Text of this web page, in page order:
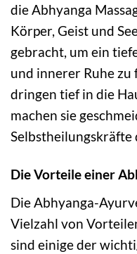
die Abhyanga
Körper, Geist und
gebracht, um ein
und innerer Ruhe
dringen tief in die
machen sie
Selbstheilungskräfte
Die Vorteile einer
Die Abhyanga-
Vielzahl von
sind einige der